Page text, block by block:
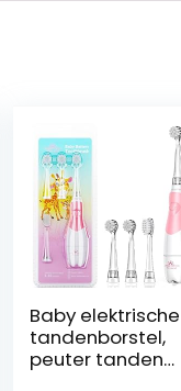
Baby elektrische
tandenborstel,
peuter tanden